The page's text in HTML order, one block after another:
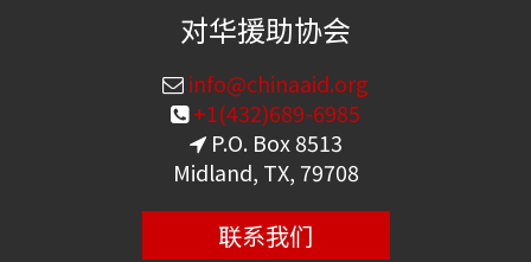
对华援助协会
info@chinaaid.org
+1(432)689-6985
P.O. Box 8513
Midland, TX, 79708
联系我们